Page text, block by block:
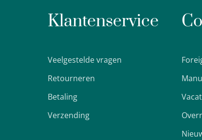
Klantenservice
Veelgestelde vragen
Retourneren
Betaling
Verzending